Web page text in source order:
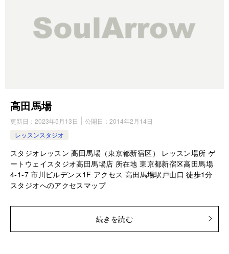
高田馬場
更新日： 2023年5月13日 公開日： 2014年2月14日
レッスンスタジオ
スタジオレッスン 高田馬場（東京都新宿区） レッスン場所 ゲ
ートウェイスタジオ高田馬場店 所在地 東京都新宿区高田馬場
4-1-7 市川ビルデンス1F アクセス 高田馬場駅戸山口 徒歩1分
スタジオへのアクセスマップ
続きを読む